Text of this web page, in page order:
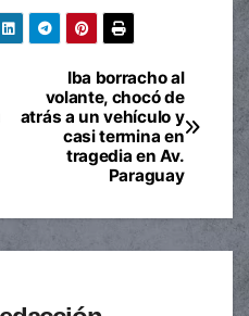
Iba borracho al
volante, chocó de
atrás a un vehículo y
casi termina en
tragedia en Av.
Paraguay